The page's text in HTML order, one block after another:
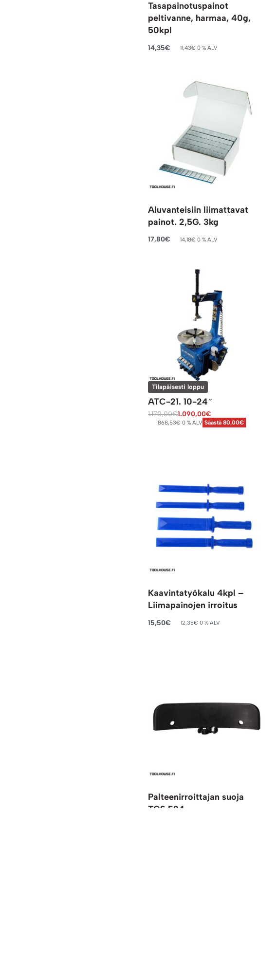
Tasapainotuspainot
peltivanne, harmaa, 40g,
50kpl
14,35€ 11,43€ 0 % ALV
Aluvanteisiin liimattavat
painot. 2,5G. 3kg
17,80€ 14,18€ 0 % ALV
Tilapäisesti loppu
ATC-21. 10-24″
1.170,00€1.090,00€
868,53€ 0 % ALV Säästä 80,00€
Lue lisää
Kaavintatyökalu 4kpl –
Liimapainojen irroitus
15,50€ 12,35€ 0 % ALV
Palteenirroittajan suoja
TCS 524